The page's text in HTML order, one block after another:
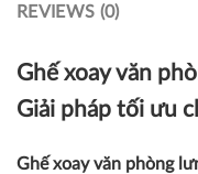
REVIEWS (0)
Ghế xoay văn
Giải pháp tối ưu
Ghế xoay văn phòng